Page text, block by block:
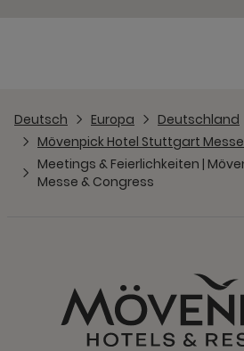
Deutsch Europa Deutschland
Mövenpick Hotel Stuttgart
Meetings & Feierlichkeiten |
Messe & Congress